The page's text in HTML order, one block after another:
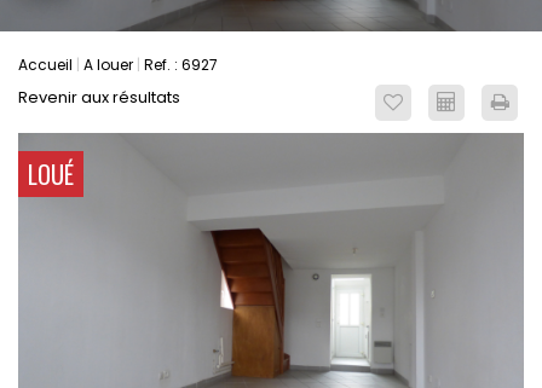
Locaux commerciaux
Fonds de commerces
FAIRE GÉRER
Assurances
SYNDIC
CONTACT
RECRUTEMENT
Accueil A louer Ref. : 6927
Revenir aux résultats
LOUÉ